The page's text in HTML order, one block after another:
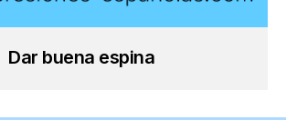
Dar buena espina